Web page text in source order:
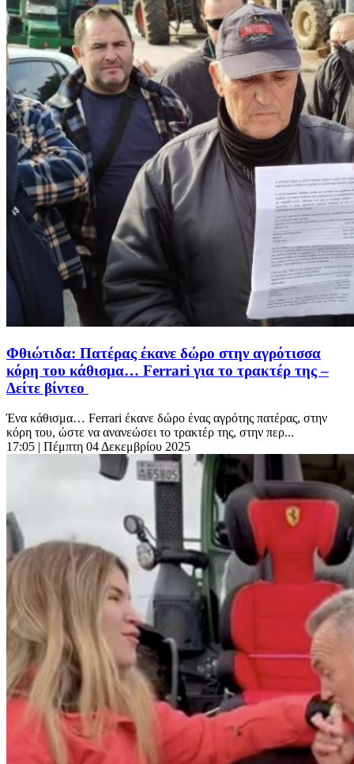
Φθιώτιδα: Πατέρας έκανε δώρο στην αγρότισσα
κόρη του κάθισμα… Ferrari για το τρακτέρ της –
Δείτε βίντεο
Ένα κάθισμα… Ferrari έκανε δώρο ένας αγρότης πατέρας, στην
κόρη του, ώστε να ανανεώσει το τρακτέρ της, στην περ...
17:05 | Πέμπτη 04 Δεκεμβρίου 2025